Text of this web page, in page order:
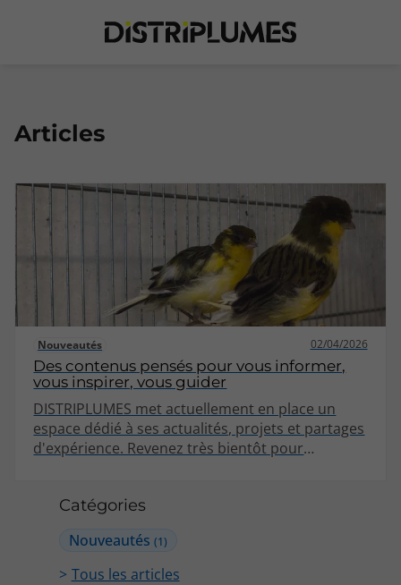
Catégories
Nouveautés (1)
Tous les articles
Articles
Nouveautés 02/04/2026
Des contenus pensés pour vous informer,
vous inspirer, vous guider
DISTRIPLUMES met actuellement en place un
espace dédié à ses actualités, projets et partages
d'expérience. Revenez très bientôt pour